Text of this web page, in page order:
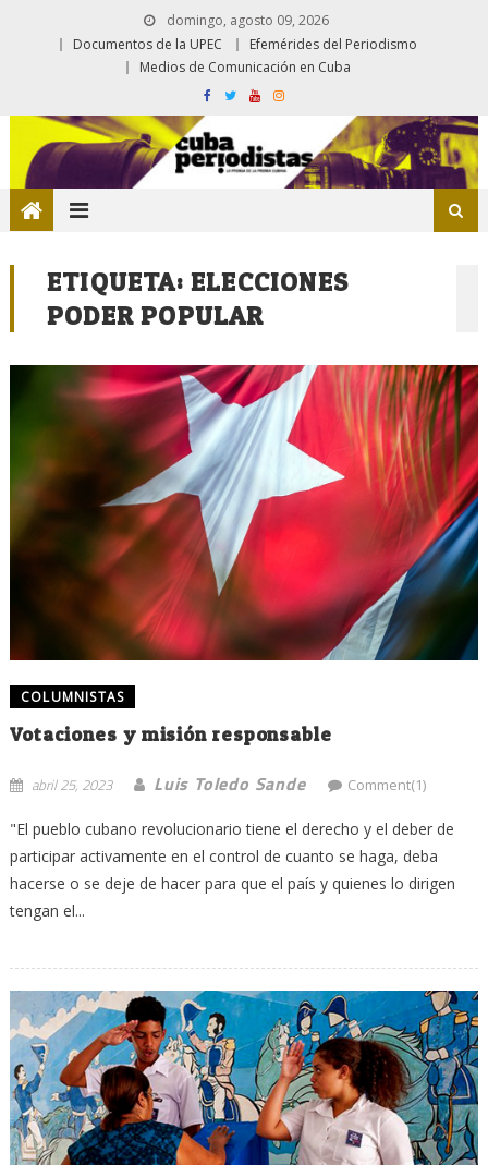
domingo, agosto 09, 2026
Documentos de la UPEC
Efemérides del Periodismo
Medios de Comunicación en Cuba
ETIQUETA: ELECCIONES
PODER POPULAR
COLUMNISTAS
Votaciones y misión responsable
abril 25, 2023 Luis Toledo Sande Comment(1)
"El pueblo cubano revolucionario tiene el derecho y el deber de
participar activamente en el control de cuanto se haga, deba
hacerse o se deje de hacer para que el país y quienes lo dirigen
tengan el...